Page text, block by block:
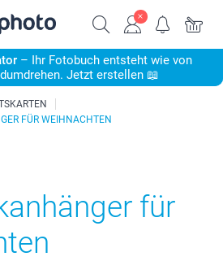
– Ihr Fotobuch entsteht wie von
Jetzt erstellen 📖
FÜR WEIHNACHTEN
für